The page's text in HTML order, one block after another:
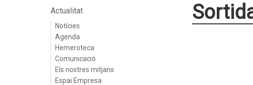
Actualitat
Notícies
Agenda
Hemeroteca
Comunicació
Els nostres mitjans
Espai Empresa